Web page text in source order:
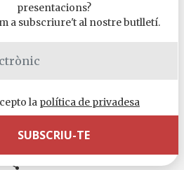
Plantada
presentacions?
a subscriure't al nostre butlletí.
la política de privadesa